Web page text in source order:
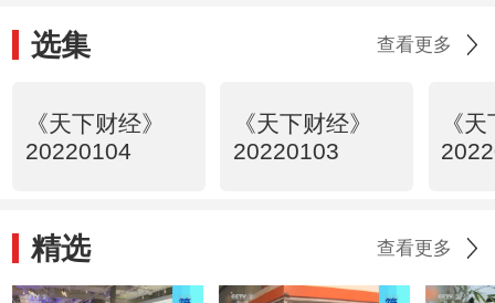
选集 查看更多
《天下财经》
20220104
《天下财经》
20220103
《
精选 查看更多